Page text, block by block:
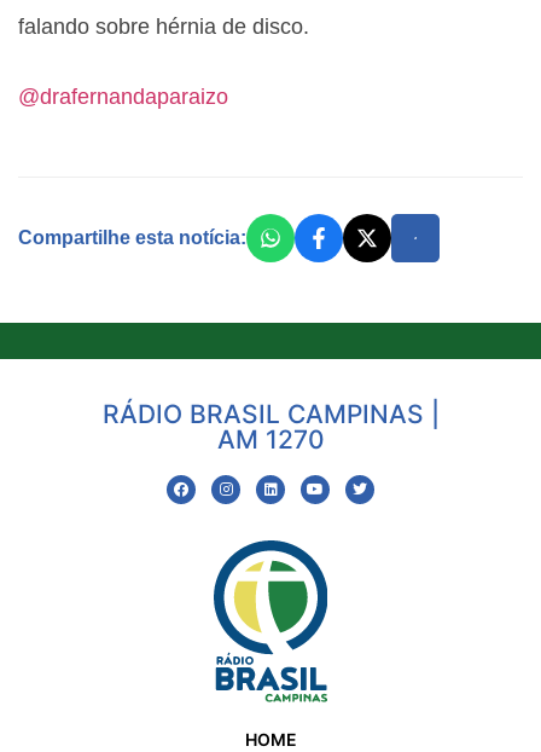
falando sobre hérnia de disco.
@drafernandaparaizo
Compartilhe esta notícia:
RÁDIO BRASIL CAMPINAS |
AM 1270
HOME